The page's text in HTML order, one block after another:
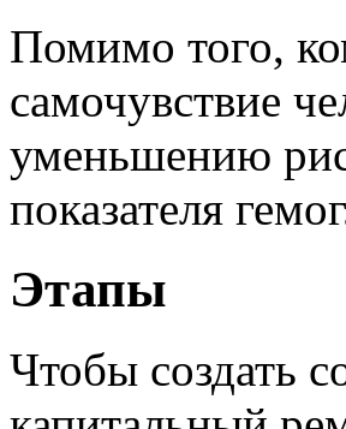
Помимо того,
самочувствие
уменьшению
показателя
Этапы
Чтобы создать